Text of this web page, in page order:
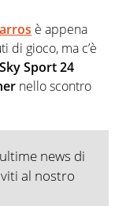
è appena
di gioco, ma c’è
Sport 24
nello scontro
news di
al nostro